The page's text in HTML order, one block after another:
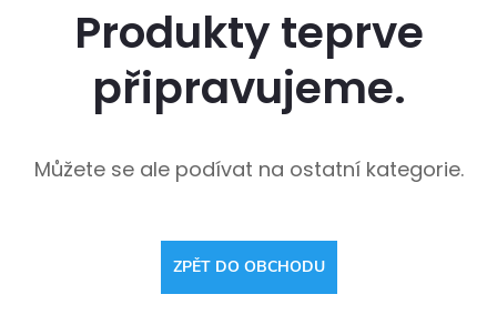
Produkty teprve
připravujeme.
Můžete se ale podívat na ostatní kategorie.
ZPĚT DO OBCHODU